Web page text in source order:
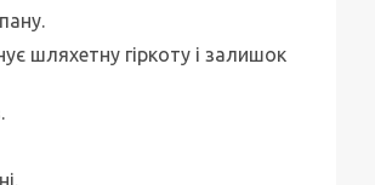
шляхетну гіркоту і залишок